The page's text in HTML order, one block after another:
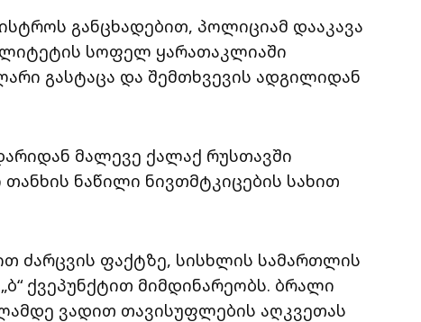
განცხადებით, პოლიციამ დააკავა
სოფელ ყარათაკლიაში
გასტაცა და შემთხვევის ადგილიდან
მალევე ქალაქ რუსთავში
ნაწილი ნივთმტკიცების სახით
ძარცვის ფაქტზე, სისხლის სამართლის
ქვეპუნქტით მიმდინარეობს. ბრალი
ვადით თავისუფლების აღკვეთას